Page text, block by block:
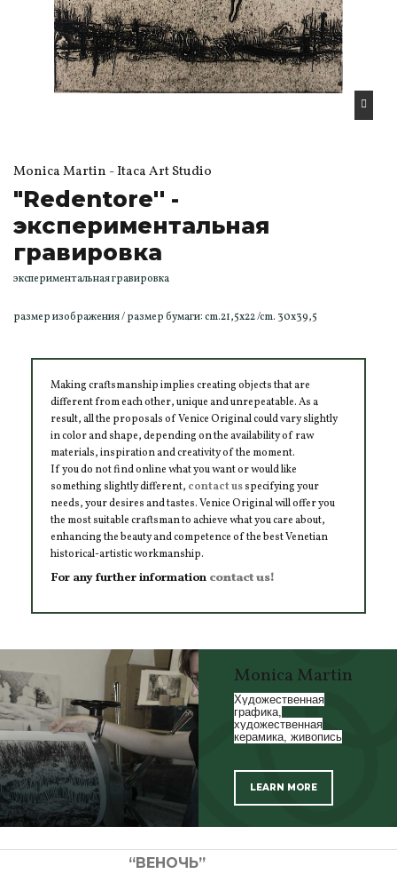
Monica Martin - Itaca Art Studio
"Redentore'' -
экспериментальная
гравировка
экспериментальная гравировка
размер изображения / размер бумаги: cm.21,5x22 /cm. 30x39,5
Making craftsmanship implies creating objects that are
different from each other, unique and unrepeatable. As a
result, all the proposals of Venice Original could vary slightly
in color and shape, depending on the availability of raw
materials, inspiration and creativity of the moment.
If you do not find online what you want or would like
something slightly different, contact usspecifying your
needs, your desires and tastes. Venice Original will offer you
the most suitable craftsman to achieve what you care about,
enhancing the beauty and competence of the best Venetian
historical-artistic workmanship.
For any further information contact us!
Monica Martin
Художественная
графика,
художественная
керамика, живопись
LEARN MORE
“ВЕНОЧЬ”